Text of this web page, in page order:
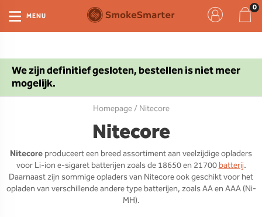
We zijn definitief gesloten, bestellen is niet meer
mogelijk.
MENU
Homepage/ Nitecore
Nitecore
Nitecoreproduceert een breed assortiment aan veelzijdige opladers
voor Li-ion e-sigaret batterijen zoals de 18650 en 21700batterij.
Daarnaast zijn sommige opladers van Nitecore ook geschikt voor het
opladen van verschillende andere type batterijen, zoals AA en AAA (Ni-
MH).